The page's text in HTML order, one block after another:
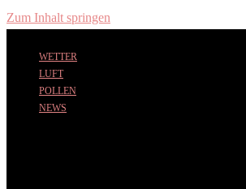
Zum Inhalt springen
WETTER
LUFT
POLLEN
NEWS